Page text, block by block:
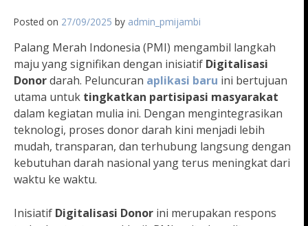
Posted on 27/09/2025 by admin_pmijambi
Palang Merah Indonesia (PMI) mengambil langkah
maju yang signifikan dengan inisiatif Digitalisasi
Donordarah. Peluncuran aplikasi baru ini bertujuan
utama untuk tingkatkan partisipasi masyarakat
dalam kegiatan mulia ini. Dengan mengintegrasikan
teknologi, proses donor darah kini menjadi lebih
mudah, transparan, dan terhubung langsung dengan
kebutuhan darah nasional yang terus meningkat dari
waktu ke waktu.
Inisiatif Digitalisasi Donor ini merupakan respons